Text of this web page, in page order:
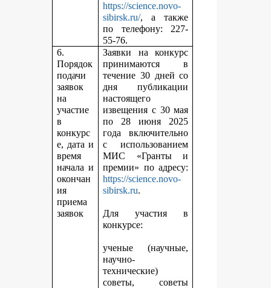
https://science.novo-
sibirsk.ru/, а также
по телефону: 227-
55-76.
6.
Порядок
подачи
заявок
на
участие
в
конкурс
е, дата и
время
начала и
окончан
ия
приема
заявок
Заявки на конкурс
принимаются в
течение 30 дней со
дня публикации
настоящего
извещения с 30 мая
по 28 июня 2025
года включительно
с использованием
МИС «Гранты и
премии» по адресу:
https://science.novo-
sibirsk.ru.
Для участия в
конкурсе:
ученые (научные,
научно-
технические)
советы, советы